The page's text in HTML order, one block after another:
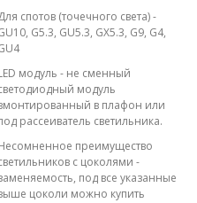
спотов (точечного света) -
G5.3, GU5.3, GX5.3, G9, G4,
модуль - не сменный
модуль
в плафон или
рассеиватель светильника.
преимущество
с цоколями -
под все указанные
цоколи можно купить